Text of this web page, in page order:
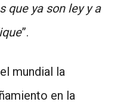
que ya son ley y a
”.
mundial la
en la